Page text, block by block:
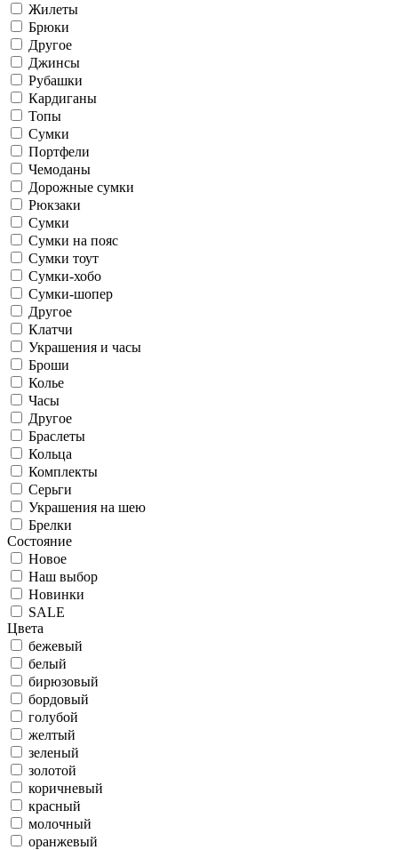
Жилеты
Брюки
Другое
Джинсы
Рубашки
Кардиганы
Топы
Сумки
Портфели
Чемоданы
Дорожные сумки
Рюкзаки
Сумки
Сумки на пояс
Сумки тоут
Сумки-хобо
Сумки-шопер
Другое
Клатчи
Украшения и часы
Броши
Колье
Часы
Другое
Браслеты
Кольца
Комплекты
Серьги
Украшения на шею
Брелки
Состояние
Новое
Наш выбор
Новинки
SALE
Цвета
бежевый
белый
бирюзовый
бордовый
голубой
желтый
зеленый
золотой
коричневый
красный
молочный
оранжевый